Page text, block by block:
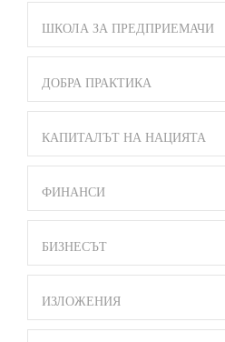
ШКОЛА ЗА ПРЕДПРИЕМАЧИ
ДОБРА ПРАКТИКА
КАПИТАЛЪТ НА НАЦИЯТА
ФИНАНСИ
БИЗНЕСЪТ
ИЗЛОЖЕНИЯ